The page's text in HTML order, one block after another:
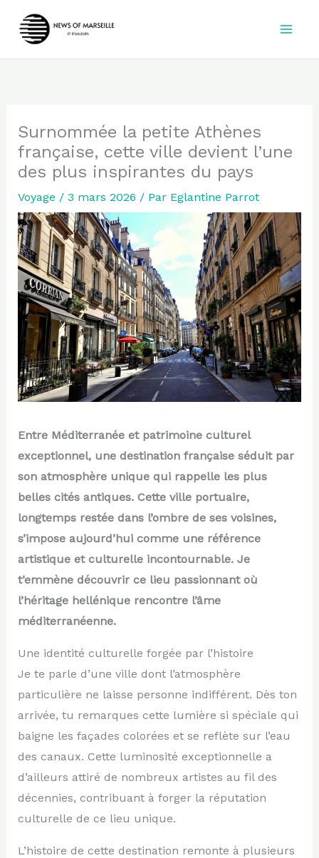
Surnommée la petite Athènes
française, cette ville devient l’une
des plus inspirantes du pays
Voyage / 3 mars 2026 / Par Eglantine Parrot
Entre Méditerranée et patrimoine culturel
exceptionnel, une destination française séduit par
son atmosphère unique qui rappelle les plus
belles cités antiques. Cette ville portuaire,
longtemps restée dans l’ombre de ses voisines,
s’impose aujourd’hui comme une référence
artistique et culturelle incontournable. Je
t’emmène découvrir ce lieu passionnant où
l’héritage hellénique rencontre l’âme
méditerranéenne.
Une identité culturelle forgée par l’histoire
Je te parle d’une ville dont l’atmosphère
particulière ne laisse personne indifférent. Dès ton
arrivée, tu remarques cette lumière si spéciale qui
baigne les façades colorées et se reflète sur l’eau
des canaux. Cette luminosité exceptionnelle a
d’ailleurs attiré de nombreux artistes au fil des
décennies, contribuant à forger la réputation
culturelle de ce lieu unique.
L’histoire de cette destination remonte à plusieurs